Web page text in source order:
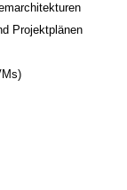
Projektplänen